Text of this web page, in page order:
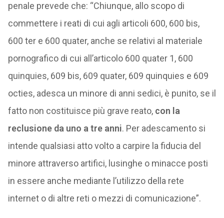
penale prevede che: “Chiunque, allo scopo di
commettere i reati di cui agli articoli 600, 600 bis,
600 ter e 600 quater, anche se relativi al materiale
pornografico di cui all’articolo 600 quater 1, 600
quinquies, 609 bis, 609 quater, 609 quinquies e 609
octies, adesca un minore di anni sedici, è punito, se il
fatto non costituisce più grave reato, con la
reclusione da uno a tre anni. Per adescamento si
intende qualsiasi atto volto a carpire la fiducia del
minore attraverso artifici, lusinghe o minacce posti
in essere anche mediante l’utilizzo della rete
internet o di altre reti o mezzi di comunicazione”.